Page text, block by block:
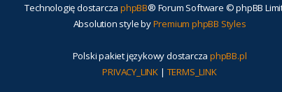
Technologię dostarcza phpBB® Forum Software © phpBB
Absolution style byPremium phpBB Styles
Polski pakiet językowy dostarcza phpBB.pl
PRIVACY_LINK | TERMS_LINK